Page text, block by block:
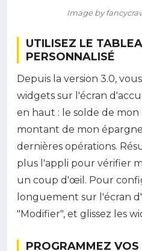
Image by
UTILISEZ LE
PERSONNALISÉ
Depuis la version 3.0,
widgets sur l'écran
en haut : le solde de
montant de mon
dernières opérations.
plus l'appli pour vérifier
un coup d'œil. Pour
longuement sur l'écran
"Modifier", et glissez les
PROGRAMMEZ VOS